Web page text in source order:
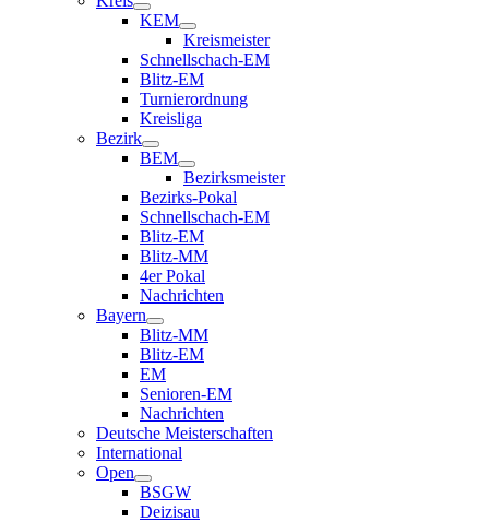
KEM
Kreismeister
Schnellschach-EM
Blitz-EM
Turnierordnung
Kreisliga
Bezirk
BEM
Bezirksmeister
Bezirks-Pokal
Schnellschach-EM
Blitz-EM
Blitz-MM
4er Pokal
Nachrichten
Bayern
Blitz-MM
Blitz-EM
EM
Senioren-EM
Nachrichten
Deutsche Meisterschaften
International
Open
BSGW
Deizisau